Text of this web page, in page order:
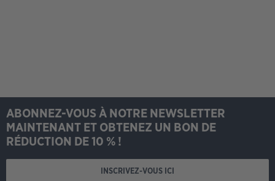
ABONNEZ-VOUS À NOTRE NEWSLETTER
MAINTENANT ET OBTENEZ UN BON DE
RÉDUCTION DE 10 % !
INSCRIVEZ-VOUS ICI